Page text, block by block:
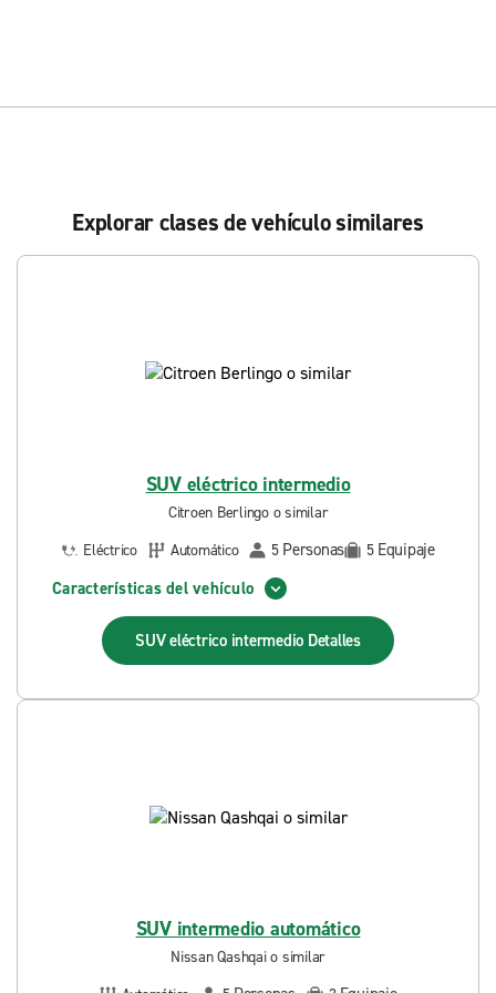
Explorar clases de vehículo similares
SUV eléctrico intermedio
Citroen Berlingo o similar
Eléctrico
Automático 5 Personas 5 Equipaje
Características del vehículo
SUV eléctrico intermedio Detalles
SUV intermedio automático
Nissan Qashqai o similar